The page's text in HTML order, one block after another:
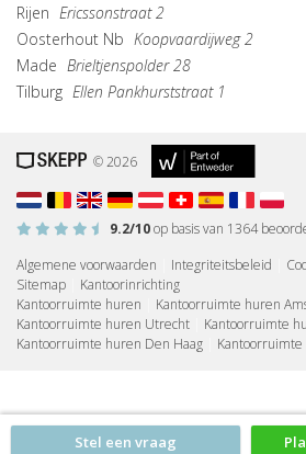
Stel een vraag
Rijen Ericssonstraat 2
Oosterhout Nb Koopvaardijweg 2
Made Brieltjenspolder 28
Tilburg Ellen Pankhurststraat 1
© 2026
9.2/10op basis van 1364
Algemene voorwaarden
Integriteitsbeleid
Sitemap
Kantoorinrichting
Kantoorruimte huren
Kantoorruimte huren
Kantoorruimte huren Utrecht
Kantoorruimte
Kantoorruimte huren Den Haag